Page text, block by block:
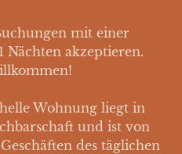
mit einer
Nächten akzeptieren.
Wohnung liegt in
und ist von
des täglichen